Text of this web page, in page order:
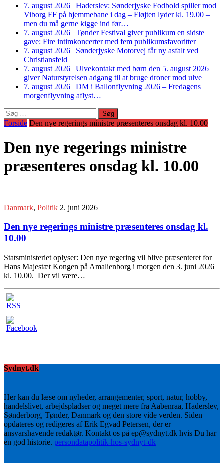
7. august 2026 | Haderslev: Sønderjyske Fodbold spiller mod
Viborg FF på hjemmebane i dag – Fløjten lyder kl. 19.00 –
men du må gerne kigge ind før…
7. august 2026 | Tønder Festival giver publikum en sidste
gave: Fire intimkoncerter med fem publikumsfavoritter
7. august 2026 | Sønderjyske Motorvej får ny asfalt ved
Christiansfeld
7. august 2026 | Ulvekontakt med børn den 5. august 2026
giver Naturstyrelsen adgang til at bruge droner mod ulve
7. august 2026 | DM i Ballonflyvning 2026 – Fredagens
morgenflyvning aflyst…
Søg
efter:
Forside Den nye regerings ministre præsenteres onsdag kl. 10.00
Den nye regerings ministre
præsenteres onsdag kl. 10.00
Danmark, Politik 2. juni 2026
Den nye regerings ministre præsenteres onsdag kl.
10.00
Statsministeriet oplyser: Den nye regering vil blive præsenteret for
Hans Majestæt Kongen på Amalienborg i morgen den 3. juni 2026
kl. 10.00. Der vil være…
Sydnyt.dk
Her kan du læse om nyheder, arrangementer, sport, natur, hobby,
handelslivet, arbejdspladser og meget mere fra Aabenraa, Haderslev,
Sønderborg, Tønder, Danmark og den store vide verden. Siden
opdateres og redigeres af Erik Egvad Petersen, der er
ansvarshavende redaktør. Kontakt os på ep@sydnyt.dk hvis Du har
en god historie. persondatapolitik-hos-sydnyt-dk